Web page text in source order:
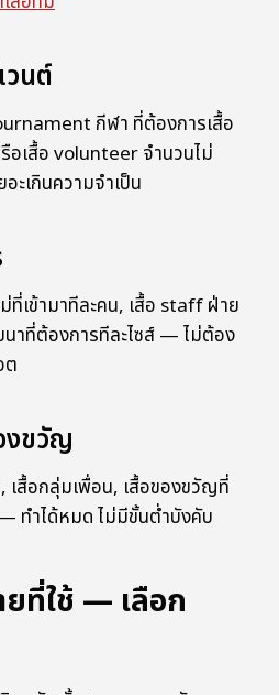
วนต์
กีฬา ที่ต้องการเสื้อ
เสื้อ volunteer จำนวนไม่
ะเกินความจำเป็น
เข้ามาทีละคน, เสื้อ staff ฝ่าย
าที่ต้องการทีละไซส์ — ไม่ต้อง
ต
งขวัญ
เสื้อกลุ่มเพื่อน, เสื้อของขวัญที่
ทำได้หมด ไม่มีขั้นต่ำบังคับ
ที่ใช้ — เลือก